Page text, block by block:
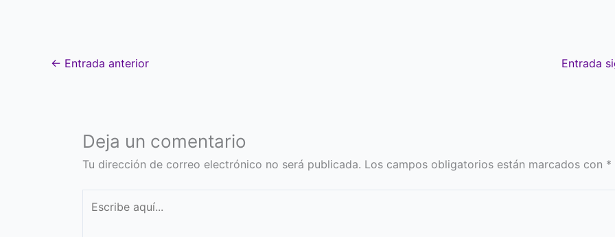
← Entrada anterior Entrada
Deja un comentario
Tu dirección de correo electrónico no será publicada. Los campos obligatorios están marcados con *
aquí...